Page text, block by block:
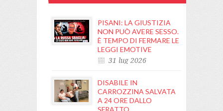
PISANI: LA GIUSTIZIA
NON PUÒ AVERE SESSO.
È TEMPO DI FERMARE LE
LEGGI EMOTIVE
31 lug 2026
DISABILE IN
CARROZZINA SALVATA
A 24 ORE DALLO
SFRATTO